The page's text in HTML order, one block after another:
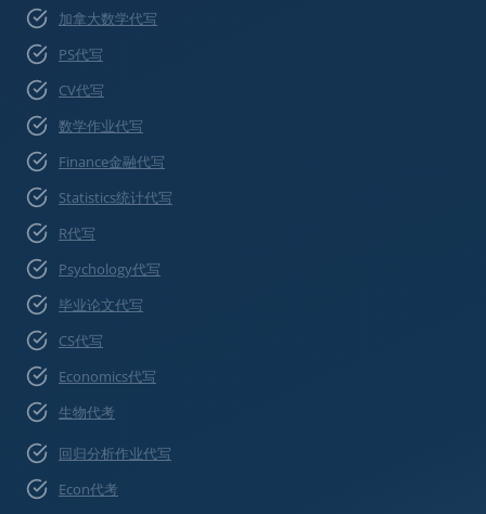
加拿大数学代写
PS代写
CV代写
数学作业代写
Finance金融代写
Statistics统计代写
R代写
Psychology代写
毕业论文代写
CS代写
Economics代写
生物代考
回归分析作业代写
Econ代考